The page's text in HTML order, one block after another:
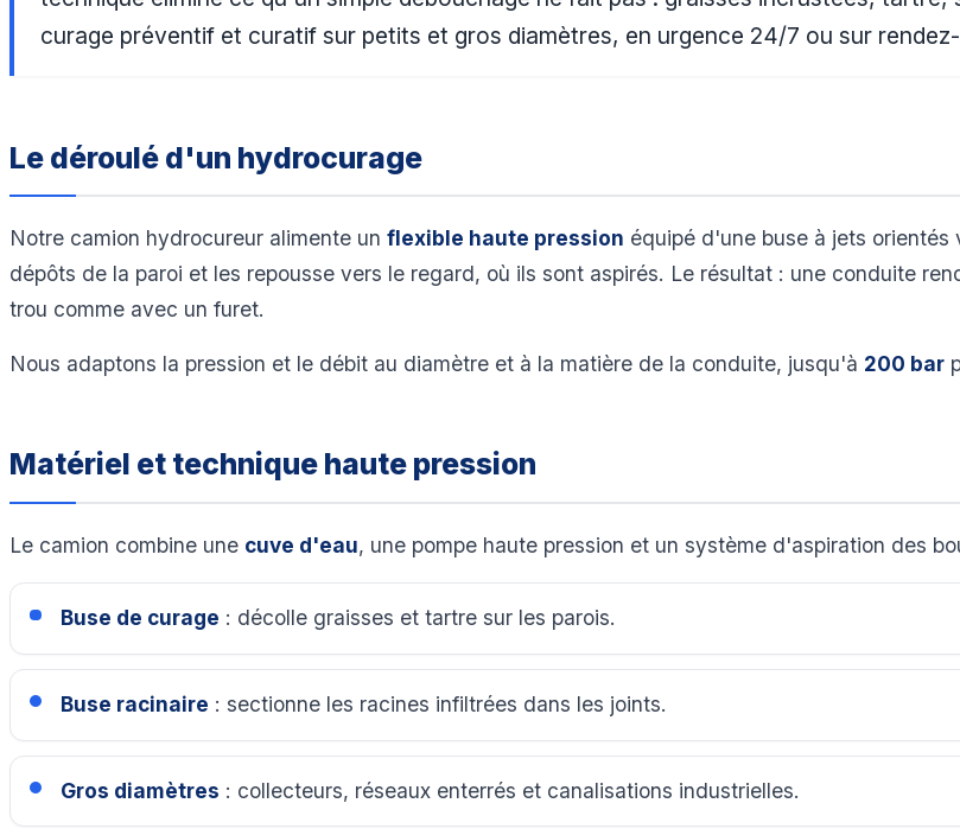
curage préventif et curatif sur petits et gros diamètres, en urgence 24/7 ou sur
Le déroulé d'un hydrocurage
Notre camion hydrocureur alimente un flexible haute pression équipé d'une buse à jets
dépôts de la paroi et les repousse vers le regard, où ils sont aspirés. Le résultat : une conduite
trou comme avec un furet.
Nous adaptons la pression et le débit au diamètre et à la matière de la conduite, jusqu'à 200 bar
Matériel et technique haute pression
Le camion combine une cuve d'eau, une pompe haute pression et un système d'aspiration des
Buse de curage : décolle graisses et tartre sur les parois.
Buse racinaire : sectionne les racines infiltrées dans les joints.
Gros diamètres : collecteurs, réseaux enterrés et canalisations industrielles.